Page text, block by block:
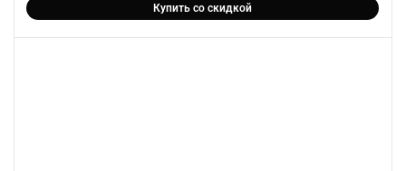
Купить со скидкой